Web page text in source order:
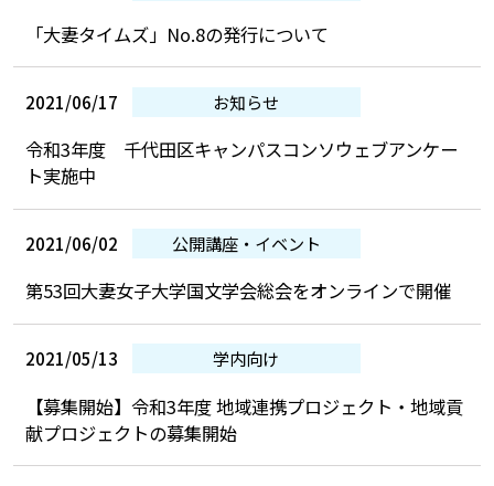
「大妻タイムズ」No.8の発行について
2021/06/17 お知らせ
令和3年度 千代田区キャンパスコンソウェブアンケー
ト実施中
2021/06/02 公開講座・イベント
第53回大妻女子大学国文学会総会をオンラインで開催
2021/05/13 学内向け
【募集開始】令和3年度 地域連携プロジェクト・地域貢
献プロジェクトの募集開始